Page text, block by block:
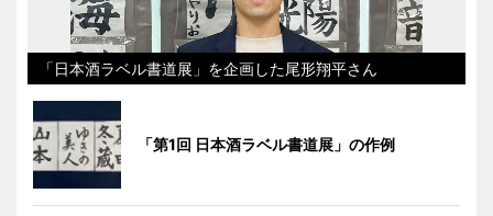
「日本酒ラベル書道展」を企画した尾形翔平さん
「第1回 日本酒ラベル書道展」の作例